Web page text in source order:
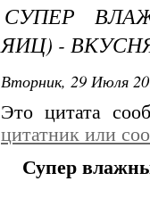
СУПЕР
ЯИЦ) -
Вторник, 29 Июля
Это цитата
цитатник или
Супер